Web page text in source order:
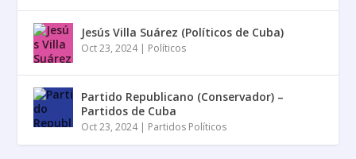
Jesús Villa Suárez (Políticos de Cuba)
Oct 23, 2024| Políticos
Partido Republicano (Conservador) –
Partidos de Cuba
Oct 23, 2024| Partidos Políticos